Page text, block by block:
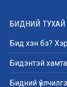
БИДНИЙ ТУХАЙ
Бид хэн бэ?
Бидэнтэй
Бидний